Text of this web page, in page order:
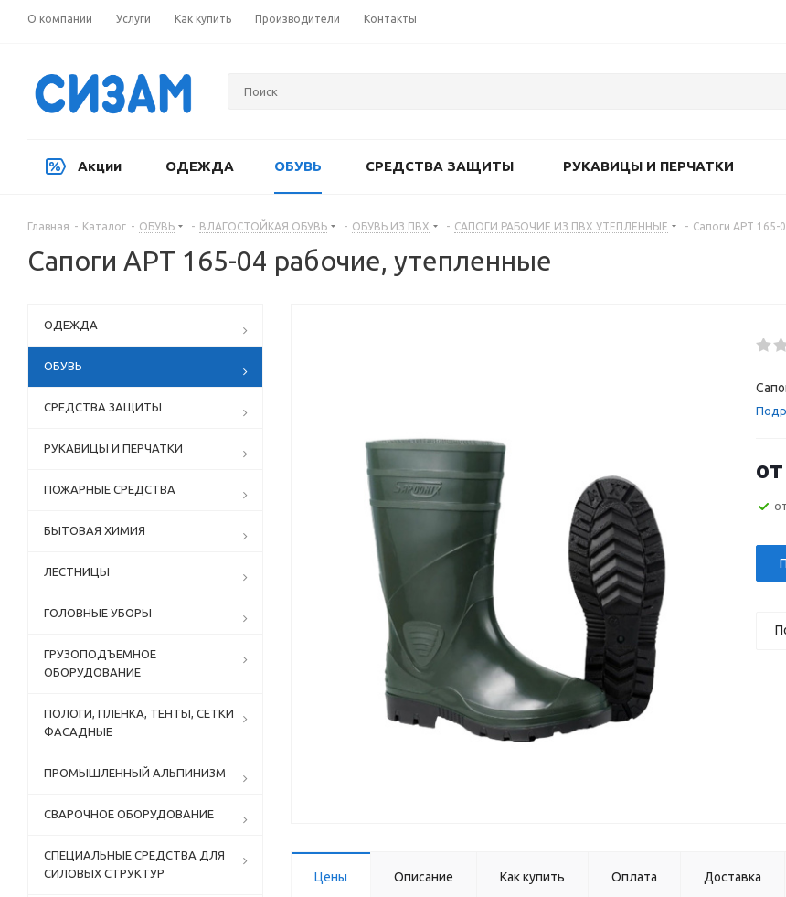
О компании Услуги Как купить Производители Контакты
Акции ОДЕЖДА ОБУВЬ СРЕДСТВА ЗАЩИТЫ РУКАВИЦЫ И ПЕРЧАТКИ
Главная - Каталог - ОБУВЬ - ВЛАГОСТОЙКАЯ ОБУВЬ - ОБУВЬ ИЗ ПВХ - САПОГИ РАБОЧИЕ ИЗ ПВХ УТЕПЛЕННЫЕ - Сапоги АРТ 165-
Сапоги АРТ 165-04 рабочие, утепленные
от
Цены Описание Как купить Оплата Доставка
ОДЕЖДА
ОБУВЬ
СРЕДСТВА ЗАЩИТЫ
РУКАВИЦЫ И ПЕРЧАТКИ
ПОЖАРНЫЕ СРЕДСТВА
БЫТОВАЯ ХИМИЯ
ЛЕСТНИЦЫ
ГОЛОВНЫЕ УБОРЫ
ГРУЗОПОДЪЕМНОЕ
ОБОРУДОВАНИЕ
ПОЛОГИ, ПЛЕНКА, ТЕНТЫ, СЕТКИ
ФАСАДНЫЕ
ПРОМЫШЛЕННЫЙ АЛЬПИНИЗМ
СВАРОЧНОЕ ОБОРУДОВАНИЕ
СПЕЦИАЛЬНЫЕ СРЕДСТВА ДЛЯ
СИЛОВЫХ СТРУКТУР